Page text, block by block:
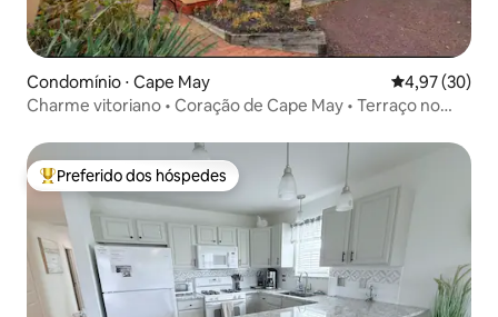
Condomínio ⋅ Cape May 4,97 de uma
4,97 (30)
Charme vitoriano • Coração de Cape May • Terraço no
Entre os melhores preferidos dos hóspedes
Preferido dos hóspedes